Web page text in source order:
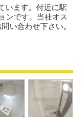
います。付近に駅
ンです。当社オス
い合わせ下さい。